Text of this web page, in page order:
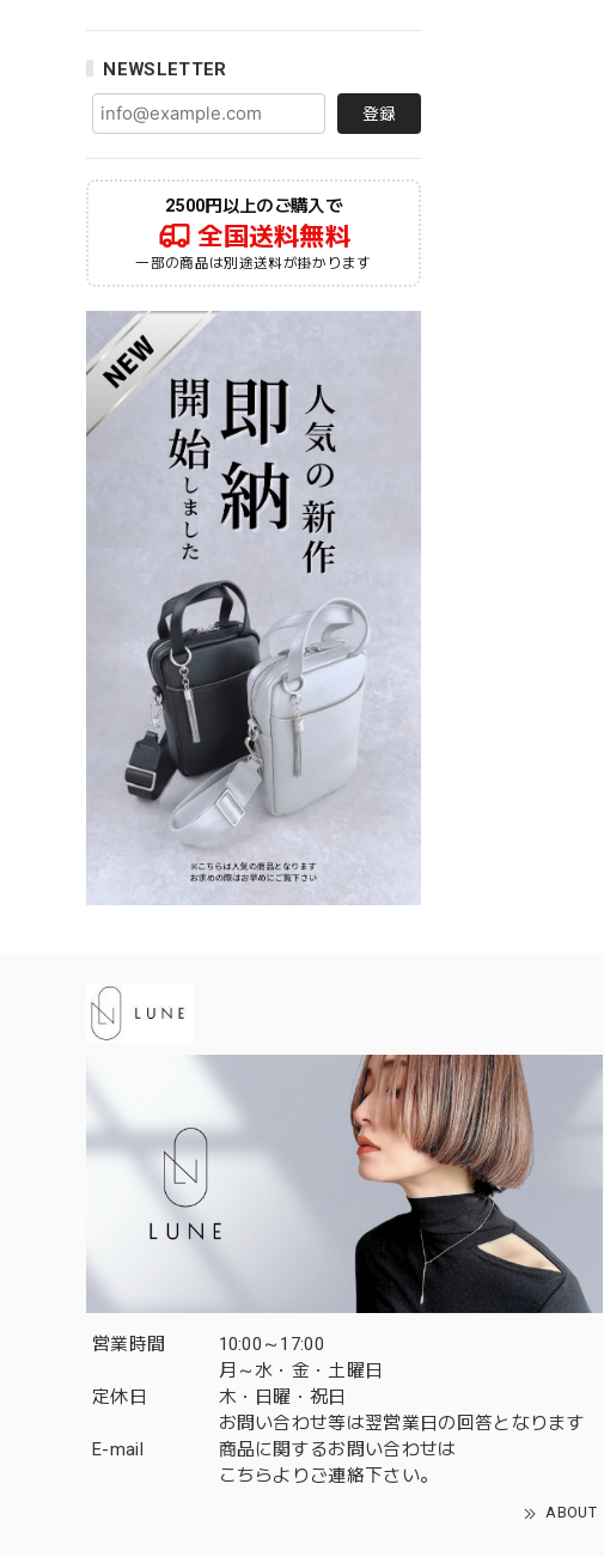
NEWSLETTER
登録
2500円以上のご購入で
全国送料無料
一部の商品は別途送料が掛かります
営業時間
10:00～17:00
月～水・金・土曜日
定休日
木・日曜・祝日
お問い合わせ等は翌営業日の回答となります
E-mail
商品に関するお問い合わせは
こちらよりご連絡下さい。
ABOUT